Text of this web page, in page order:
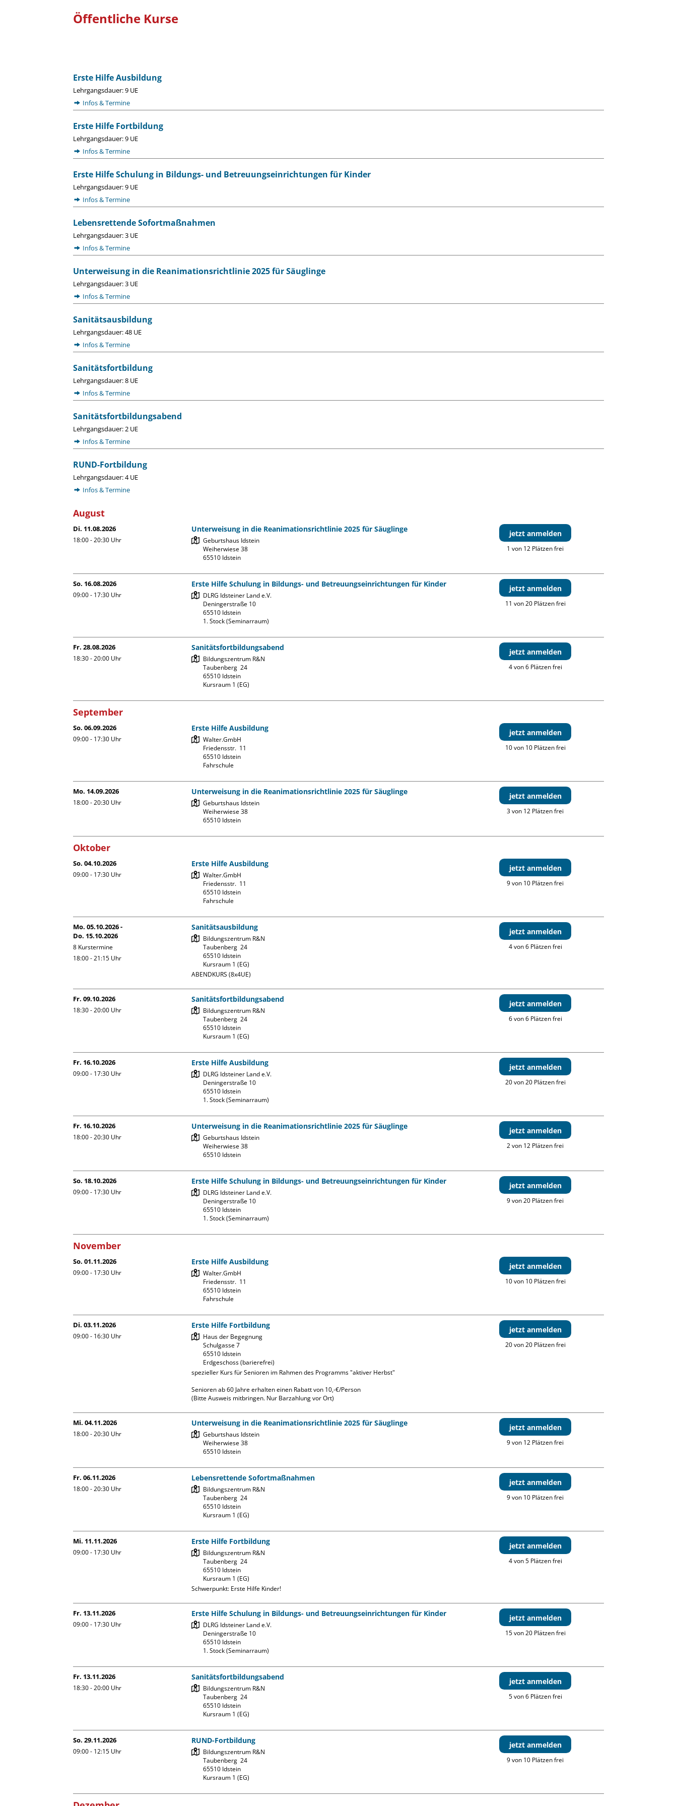
Öffentliche Kurse
Erste Hilfe Ausbildung
Lehrgangsdauer: 9 UE
Infos & Termine
Erste Hilfe Fortbildung
Lehrgangsdauer: 9 UE
Infos & Termine
Erste Hilfe Schulung in Bildungs- und Betreuungseinrichtungen für Kinder
Lehrgangsdauer: 9 UE
Infos & Termine
Lebensrettende Sofortmaßnahmen
Lehrgangsdauer: 3 UE
Infos & Termine
Unterweisung in die Reanimationsrichtlinie 2025 für Säuglinge
Lehrgangsdauer: 3 UE
Infos & Termine
Sanitätsausbildung
Lehrgangsdauer: 48 UE
Infos & Termine
Sanitätsfortbildung
Lehrgangsdauer: 8 UE
Infos & Termine
Sanitätsfortbildungsabend
Lehrgangsdauer: 2 UE
Infos & Termine
RUND-Fortbildung
Lehrgangsdauer: 4 UE
Infos & Termine
August
Di. 11.08.2026
18:00 - 20:30 Uhr
Unterweisung in die Reanimationsrichtlinie 2025 für Säuglinge
Geburtshaus Idstein
Weiherwiese 38
65510 Idstein
jetzt anmelden
1 von 12 Plätzen frei
So. 16.08.2026
09:00 - 17:30 Uhr
Erste Hilfe Schulung in Bildungs- und Betreuungseinrichtungen für Kinder
DLRG Idsteiner Land e.V.
Deningerstraße 10
65510 Idstein
1. Stock (Seminarraum)
jetzt anmelden
11 von 20 Plätzen frei
Fr. 28.08.2026
18:30 - 20:00 Uhr
Sanitätsfortbildungsabend
Bildungszentrum R&N
Taubenberg  24
65510 Idstein
Kursraum 1 (EG)
jetzt anmelden
4 von 6 Plätzen frei
September
So. 06.09.2026
09:00 - 17:30 Uhr
Erste Hilfe Ausbildung
Walter.GmbH
Friedensstr.  11
65510 Idstein
Fahrschule
jetzt anmelden
10 von 10 Plätzen frei
Mo. 14.09.2026
18:00 - 20:30 Uhr
Unterweisung in die Reanimationsrichtlinie 2025 für Säuglinge
Geburtshaus Idstein
Weiherwiese 38
65510 Idstein
jetzt anmelden
3 von 12 Plätzen frei
Oktober
So. 04.10.2026
09:00 - 17:30 Uhr
Erste Hilfe Ausbildung
Walter.GmbH
Friedensstr.  11
65510 Idstein
Fahrschule
jetzt anmelden
9 von 10 Plätzen frei
Mo. 05.10.2026 -
Do. 15.10.2026
8 Kurstermine
18:00 - 21:15 Uhr
Sanitätsausbildung
Bildungszentrum R&N
Taubenberg  24
65510 Idstein
Kursraum 1 (EG)
ABENDKURS (8x4UE)
jetzt anmelden
4 von 6 Plätzen frei
Fr. 09.10.2026
18:30 - 20:00 Uhr
Sanitätsfortbildungsabend
Bildungszentrum R&N
Taubenberg  24
65510 Idstein
Kursraum 1 (EG)
jetzt anmelden
6 von 6 Plätzen frei
Fr. 16.10.2026
09:00 - 17:30 Uhr
Erste Hilfe Ausbildung
DLRG Idsteiner Land e.V.
Deningerstraße 10
65510 Idstein
1. Stock (Seminarraum)
jetzt anmelden
20 von 20 Plätzen frei
Fr. 16.10.2026
18:00 - 20:30 Uhr
Unterweisung in die Reanimationsrichtlinie 2025 für Säuglinge
Geburtshaus Idstein
Weiherwiese 38
65510 Idstein
jetzt anmelden
2 von 12 Plätzen frei
So. 18.10.2026
09:00 - 17:30 Uhr
Erste Hilfe Schulung in Bildungs- und Betreuungseinrichtungen für Kinder
DLRG Idsteiner Land e.V.
Deningerstraße 10
65510 Idstein
1. Stock (Seminarraum)
jetzt anmelden
9 von 20 Plätzen frei
November
So. 01.11.2026
09:00 - 17:30 Uhr
Erste Hilfe Ausbildung
Walter.GmbH
Friedensstr.  11
65510 Idstein
Fahrschule
jetzt anmelden
10 von 10 Plätzen frei
Di. 03.11.2026
09:00 - 16:30 Uhr
Erste Hilfe Fortbildung
Haus der Begegnung
Schulgasse 7
65510 Idstein
Erdgeschoss (barierefrei)
spezieller Kurs für Senioren im Rahmen des Programms "aktiver Herbst"
Senioren ab 60 Jahre erhalten einen Rabatt von 10,-€/Person
(Bitte Ausweis mitbringen. Nur Barzahlung vor Ort)
jetzt anmelden
20 von 20 Plätzen frei
Mi. 04.11.2026
18:00 - 20:30 Uhr
Unterweisung in die Reanimationsrichtlinie 2025 für Säuglinge
Geburtshaus Idstein
Weiherwiese 38
65510 Idstein
jetzt anmelden
9 von 12 Plätzen frei
Fr. 06.11.2026
18:00 - 20:30 Uhr
Lebensrettende Sofortmaßnahmen
Bildungszentrum R&N
Taubenberg  24
65510 Idstein
Kursraum 1 (EG)
jetzt anmelden
9 von 10 Plätzen frei
Mi. 11.11.2026
09:00 - 17:30 Uhr
Erste Hilfe Fortbildung
Bildungszentrum R&N
Taubenberg  24
65510 Idstein
Kursraum 1 (EG)
Schwerpunkt: Erste Hilfe Kinder!
jetzt anmelden
4 von 5 Plätzen frei
Fr. 13.11.2026
09:00 - 17:30 Uhr
Erste Hilfe Schulung in Bildungs- und Betreuungseinrichtungen für Kinder
DLRG Idsteiner Land e.V.
Deningerstraße 10
65510 Idstein
1. Stock (Seminarraum)
jetzt anmelden
15 von 20 Plätzen frei
Fr. 13.11.2026
18:30 - 20:00 Uhr
Sanitätsfortbildungsabend
Bildungszentrum R&N
Taubenberg  24
65510 Idstein
Kursraum 1 (EG)
jetzt anmelden
5 von 6 Plätzen frei
So. 29.11.2026
09:00 - 12:15 Uhr
RUND-Fortbildung
Bildungszentrum R&N
Taubenberg  24
65510 Idstein
Kursraum 1 (EG)
jetzt anmelden
9 von 10 Plätzen frei